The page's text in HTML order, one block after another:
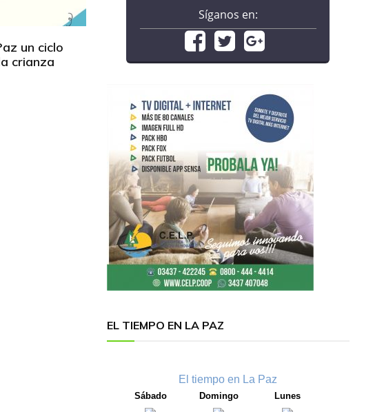
un ciclo
crianza
Síganos en:
EL TIEMPO EN LA PAZ
El tiempo en La Paz
Sábado Domingo Lunes